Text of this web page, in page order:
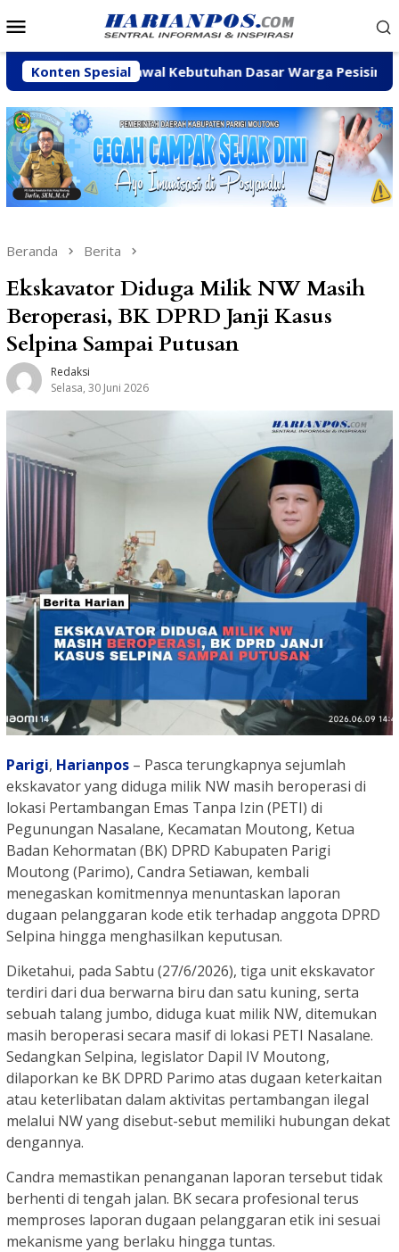
ke
Mobile
Konten Spesial
Kawal Kebutuhan Dasar Warga Pesisir di Tengah
Beranda Berita
Ekskavator Diduga Milik NW Masih
Beroperasi, BK DPRD Janji Kasus
Selpina Sampai Putusan
Redaksi
Selasa, 30 Juni 2026
Parigi, Harianpos – Pasca terungkapnya sejumlah
ekskavator yang diduga milik NW masih beroperasi di
lokasi Pertambangan Emas Tanpa Izin (PETI) di
Pegunungan Nasalane, Kecamatan Moutong, Ketua
Badan Kehormatan (BK) DPRD Kabupaten Parigi
Moutong (Parimo), Candra Setiawan, kembali
menegaskan komitmennya menuntaskan laporan
dugaan pelanggaran kode etik terhadap anggota DPRD
Selpina hingga menghasilkan keputusan.
Diketahui, pada Sabtu (27/6/2026), tiga unit ekskavator
terdiri dari dua berwarna biru dan satu kuning, serta
sebuah talang jumbo, diduga kuat milik NW, ditemukan
masih beroperasi secara masif di lokasi PETI Nasalane.
Sedangkan Selpina, legislator Dapil IV Moutong,
dilaporkan ke BK DPRD Parimo atas dugaan keterkaitan
atau keterlibatan dalam aktivitas pertambangan ilegal
melalui NW yang disebut-sebut memiliki hubungan dekat
dengannya.
Candra memastikan penanganan laporan tersebut tidak
berhenti di tengah jalan. BK secara profesional terus
memproses laporan dugaan pelanggaran etik ini sesuai
mekanisme yang berlaku hingga tuntas.